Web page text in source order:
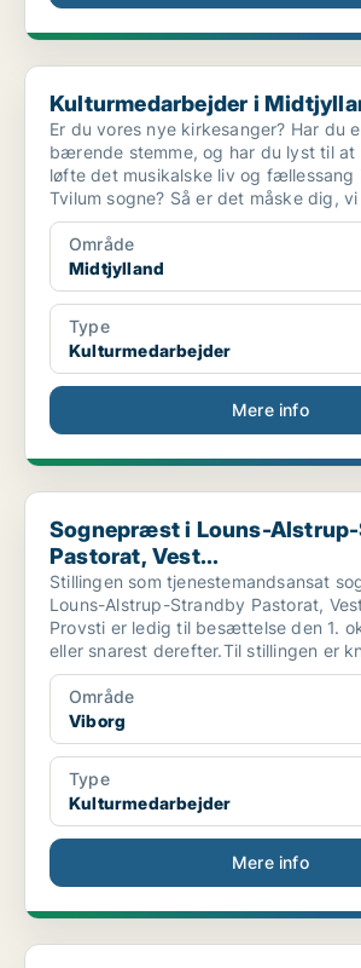
Kulturmedarbejder i Midtjylland
Kulturmedarbejder i
Er du vores nye kirkesanger? Har du
bærende stemme, og har du lyst til
løfte det musikalske liv og fællessang
Tvilum sogne? Så er det måske dig, vi
Område
Midtjylland
Type
Kulturmedarbejder
Mere info
Sognepræst i Louns-Alstrup-Strandby
Sognepræst i Louns-
Pastorat, Vest...
Stillingen som tjenestemandsansat
Louns-Alstrup-Strandby Pastorat,
Provsti er ledig til besættelse den 1.
eller snarest derefter.Til stillingen er
Område
Viborg
Type
Kulturmedarbejder
Mere info
Kulturmedarbejder i Midtjylland